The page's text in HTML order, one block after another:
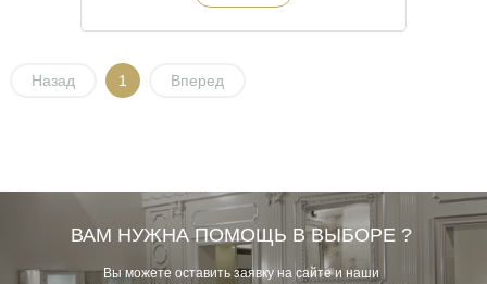
Назад 1 Вперед
ВАМ НУЖНА ПОМОЩЬ В ВЫБОРЕ ?
Вы можете оставить заявку на сайте и наши